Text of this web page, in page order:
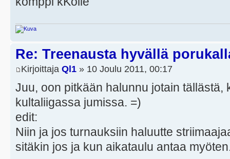
Re: Treenausta hyvällä
Kirjoittaja Ql1 » 10 Joulu 2011, 00:17
Juu, oon pitkään halunnu jotain tällästä,
kultaliigassa jumissa. =)
edit:
Niin ja jos turnauksiin haluutte
sitäkin jos ja kun aikataulu antaa